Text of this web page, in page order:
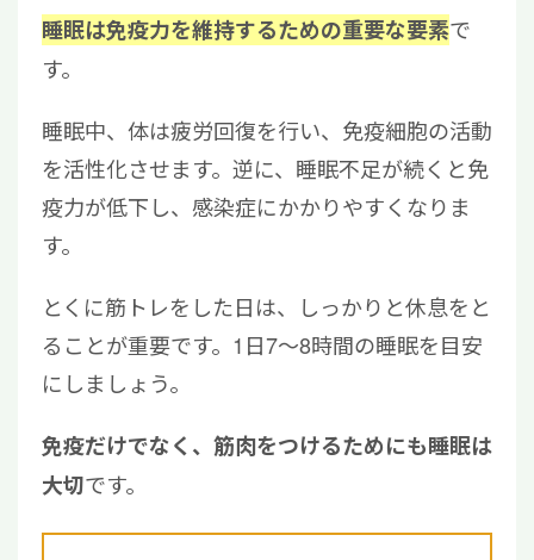
睡眠は免疫力を維持するための重要な要素で
す。
睡眠中、体は疲労回復を行い、免疫細胞の活動
を活性化させます。逆に、睡眠不足が続くと免
疫力が低下し、感染症にかかりやすくなりま
す。
とくに筋トレをした日は、しっかりと休息をと
ることが重要です。1日7〜8時間の睡眠を目安
にしましょう。
免疫だけでなく、筋肉をつけるためにも睡眠は
大切です。